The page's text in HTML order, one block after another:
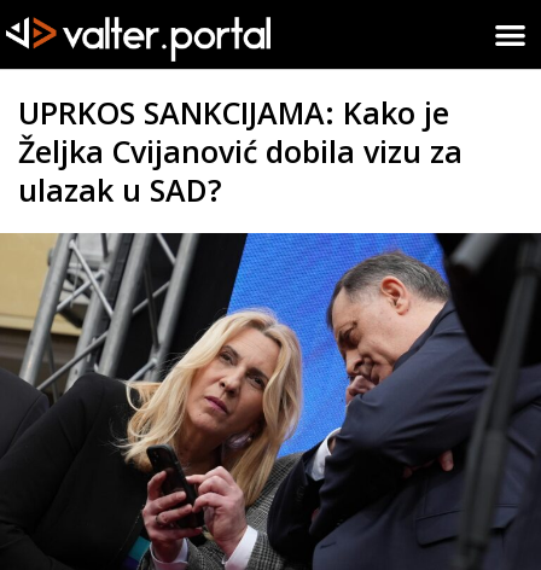
UPRKOS SANKCIJAMA: Kako je
Željka Cvijanović dobila vizu za
ulazak u SAD?